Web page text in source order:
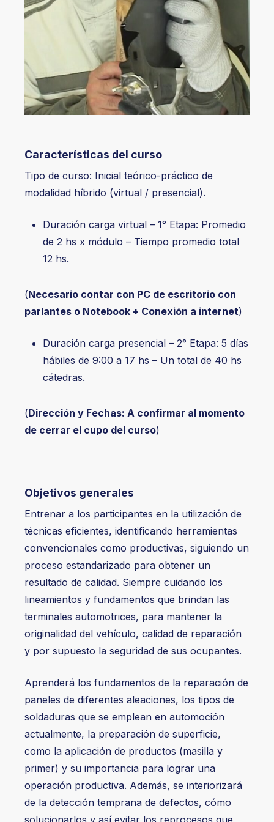
Características del curso
Tipo de curso: Inicial teórico-práctico de
modalidad híbrido (virtual / presencial).
Duración carga virtual – 1° Etapa: Promedio
de 2 hs x módulo – Tiempo promedio total
12 hs.
(Necesario contar con PC de escritorio con
parlantes o Notebook + Conexión a internet)
Duración carga presencial – 2° Etapa: 5 días
hábiles de 9:00 a 17 hs – Un total de 40 hs
cátedras.
(Dirección y Fechas: A confirmar al momento
de cerrar el cupo del curso)
Objetivos generales
Entrenar a los participantes en la utilización de
técnicas eficientes, identificando herramientas
convencionales como productivas, siguiendo un
proceso estandarizado para obtener un
resultado de calidad. Siempre cuidando los
lineamientos y fundamentos que brindan las
terminales automotrices, para mantener la
originalidad del vehículo, calidad de reparación
y por supuesto la seguridad de sus ocupantes.
Aprenderá los fundamentos de la reparación de
paneles de diferentes aleaciones, los tipos de
soldaduras que se emplean en automoción
actualmente, la preparación de superficie,
como la aplicación de productos (masilla y
primer) y su importancia para lograr una
operación productiva. Además, se interiorizará
de la detección temprana de defectos, cómo
solucionarlos y así evitar los reprocesos que